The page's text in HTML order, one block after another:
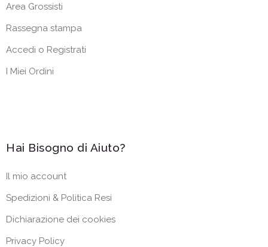
Area Grossisti
Rassegna stampa
Accedi o Registrati
I Miei Ordini
Hai Bisogno di Aiuto?
Il mio account
Spedizioni & Politica Resi
Dichiarazione dei cookies
Privacy Policy